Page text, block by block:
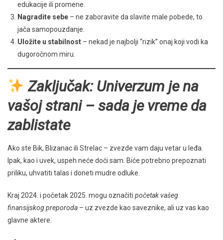
edukacije ili promene.
Nagradite sebe – ne zaboravite da slavite male pobede, to
jača samopouzdanje.
Uložite u stabilnost – nekad je najbolji “rizik” onaj koji vodi ka
dugoročnom miru.
Zaključak: Univerzum je na
vašoj strani – sada je vreme da
zablistate
Ako ste Bik, Blizanac ili Strelac – zvezde vam daju vetar u leđa.
Ipak, kao i uvek, uspeh neće doći sam. Biće potrebno prepoznati
priliku, uhvatiti talas i doneti mudre odluke.
Kraj 2024. i početak 2025. mogu označiti početak vašeg
finansijskog preporoda – uz zvezde kao saveznike, ali uz vas kao
glavne aktere.